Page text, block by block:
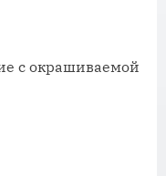
с окрашиваемой